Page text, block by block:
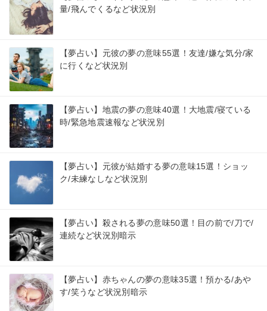
量/飛んでくるなど状況別
【夢占い】元彼の夢の意味55選！友達/嫌な気分/家
に行くなど状況別
【夢占い】地震の夢の意味40選！大地震/寝ている
時/緊急地震速報など状況別
【夢占い】元彼が結婚する夢の意味15選！ショッ
ク/未練なしなど状況別
【夢占い】殺される夢の意味50選！目の前で/刀で/
連続など状況別暗示
【夢占い】赤ちゃんの夢の意味35選！預かる/あや
す/笑うなど状況別暗示